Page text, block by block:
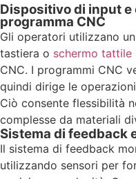
Dispositivo di input
programma CNC
Gli operatori utilizzano
tastiera o schermo tattile
CNC. I programmi CNC
quindi dirige le
Ciò consente flessibilità
complesse da materiali
Sistema di feedback
Il sistema di feedback
utilizzando sensori per